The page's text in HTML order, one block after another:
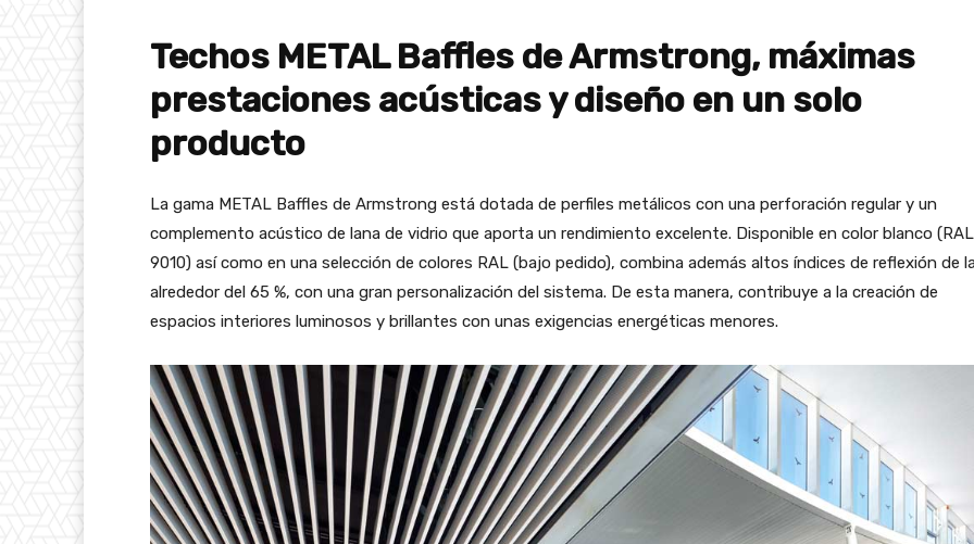
Techos METAL Baffles de Armstrong, máximas
prestaciones acústicas y diseño en un solo
producto
La gama METAL Baffles de Armstrong está dotada de perfiles metálicos con una perforación regular y un
complemento acústico de lana de vidrio que aporta un rendimiento excelente. Disponible en color blanco (RAL
9010) así como en una selección de colores RAL (bajo pedido), combina además altos índices de reflexión de
alrededor del 65 %, con una gran personalización del sistema. De esta manera, contribuye a la creación de
espacios interiores luminosos y brillantes con unas exigencias energéticas menores.